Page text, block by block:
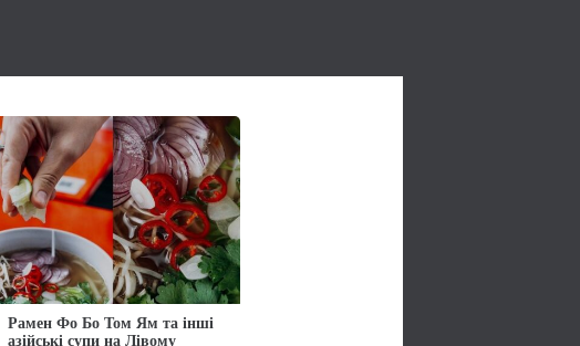
Рамен Фо Бо Том Ям та інші
азійські супи на Лівому